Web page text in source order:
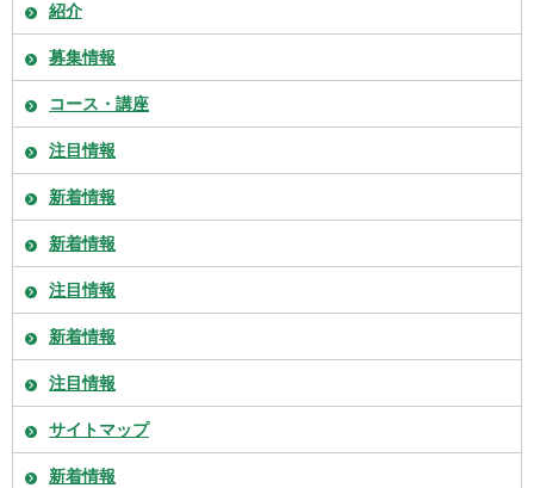
紹介
募集情報
コース・講座
注目情報
新着情報
新着情報
注目情報
新着情報
注目情報
サイトマップ
新着情報